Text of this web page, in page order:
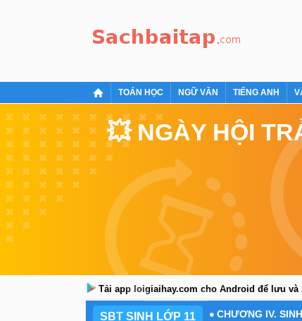
TOÁN HỌC NGỮ VĂN TIẾNG ANH
💥 NGÀY HỘI
Tải app loigiaihay.com cho Android để lưu và
SBT SINH LỚP 11 CHƯƠNG IV.